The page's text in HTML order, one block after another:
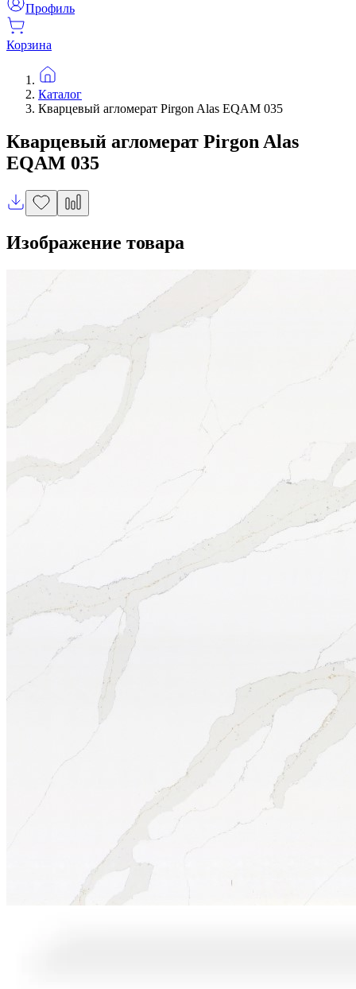
Профиль
Корзина
Каталог
Кварцевый агломерат Pirgon Alas EQAM 035
Кварцевый агломерат Pirgon Alas
EQAM 035
Изображение товара